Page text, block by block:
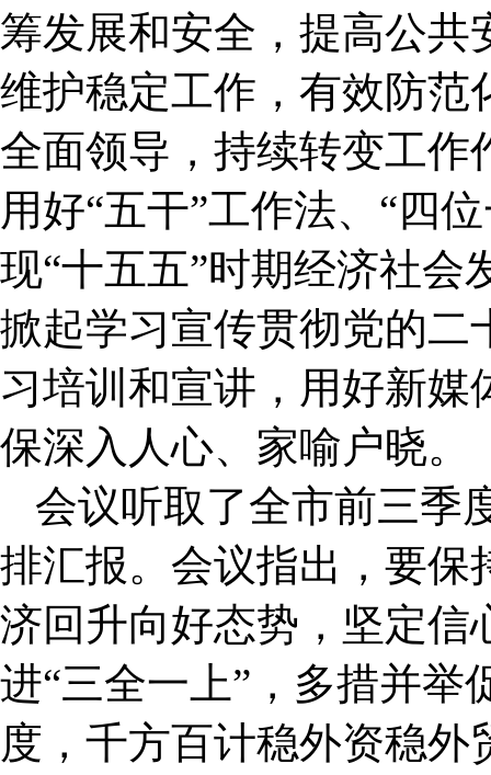
筹发展和安全，提高公共
维护稳定工作，有效防范
全面领导，持续转变工作
用好“五干”工作法、“四
现“十五五”时期经济社会
掀起学习宣传贯彻党的二
习培训和宣讲，用好新
保深入人心、家喻户晓。
会议听取了全市前三季
排汇报。会议指出，要保
济回升向好态势，坚定信
进“三全一上”，多措并举
度，千方百计稳外资稳